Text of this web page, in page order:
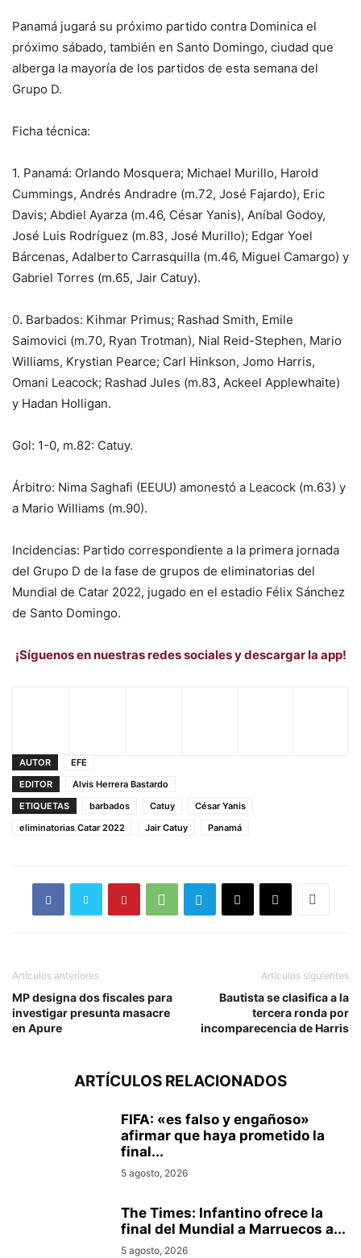
Panamá jugará su próximo partido contra Dominica el
próximo sábado, también en Santo Domingo, ciudad que
alberga la mayoría de los partidos de esta semana del
Grupo D.
Ficha técnica:
1. Panamá: Orlando Mosquera; Michael Murillo, Harold
Cummings, Andrés Andradre (m.72, José Fajardo), Eric
Davis; Abdiel Ayarza (m.46, César Yanis), Aníbal Godoy,
José Luis Rodríguez (m.83, José Murillo); Edgar Yoel
Bárcenas, Adalberto Carrasquilla (m.46, Miguel Camargo) y
Gabriel Torres (m.65, Jair Catuy).
0. Barbados: Kihmar Primus; Rashad Smith, Emile
Saimovici (m.70, Ryan Trotman), Nial Reid-Stephen, Mario
Williams, Krystian Pearce; Carl Hinkson, Jomo Harris,
Omani Leacock; Rashad Jules (m.83, Ackeel Applewhaite)
y Hadan Holligan.
Gol: 1-0, m.82: Catuy.
Árbitro: Nima Saghafi (EEUU) amonestó a Leacock (m.63) y
a Mario Williams (m.90).
Incidencias: Partido correspondiente a la primera jornada
del Grupo D de la fase de grupos de eliminatorias del
Mundial de Catar 2022, jugado en el estadio Félix Sánchez
de Santo Domingo.
¡Síguenos en nuestras redes sociales y descargar la app!
AUTOR
EFE
EDITOR
Alvis Herrera Bastardo
ETIQUETAS
barbados Catuy
César Yanis
eliminatorias Catar 2022
Jair Catuy Panamá
Artículos anteriores
MP designa dos fiscales para
investigar presunta masacre
en Apure
Artículos siguientes
Bautista se clasifica a la
tercera ronda por
incomparecencia de Harris
ARTÍCULOS RELACIONADOS
FIFA: «es falso y engañoso»
afirmar que haya prometido la
final...
5 agosto, 2026
The Times: Infantino ofrece la
final del Mundial a Marruecos a...
5 agosto, 2026